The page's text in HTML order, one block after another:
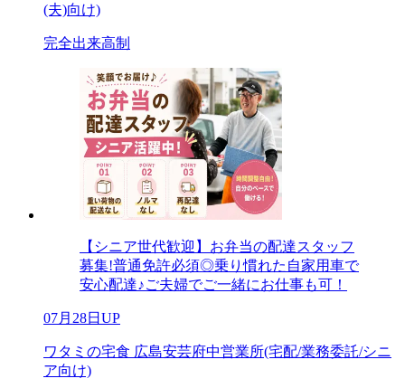
(夫)向け)
完全出来高制
【シニア世代歓迎】お弁当の配達スタッフ
募集!普通免許必須◎乗り慣れた自家用車で
安心配達♪ご夫婦でご一緒にお仕事も可！
07月28日UP
ワタミの宅食 広島安芸府中営業所(宅配/業務委託/シニ
ア向け)